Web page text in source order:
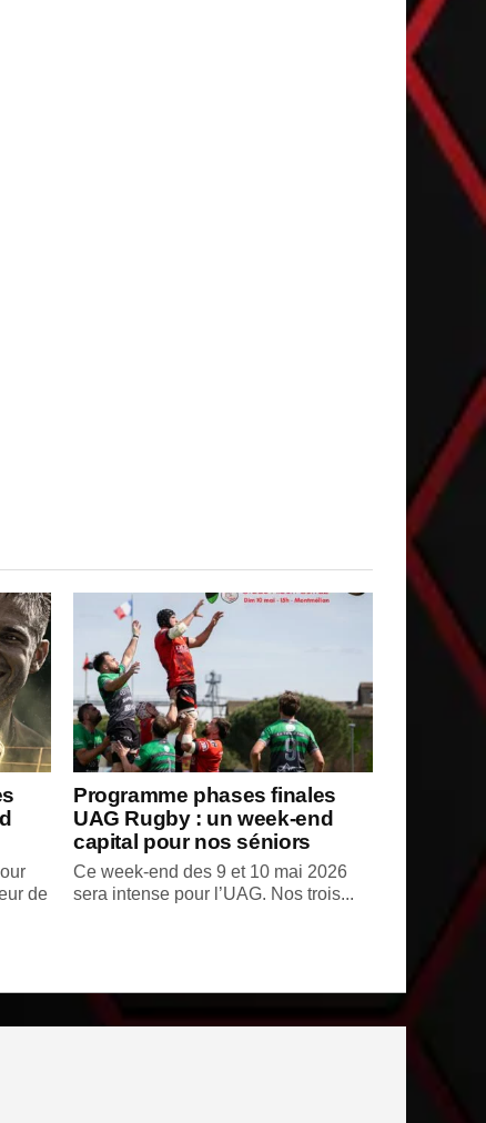
de
Programme phases finales
UAG Rugby : un week-end
capital pour nos séniors
Ce week-end des 9 et 10 mai 2026
sera intense pour l’UAG. Nos trois...